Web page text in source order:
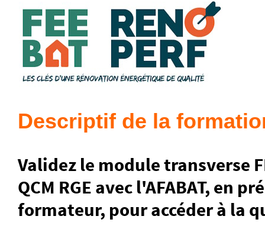
Descriptif de la
Validez le module transverse
QCM RGE avec l'AFABAT, en
formateur, pour accéder à la